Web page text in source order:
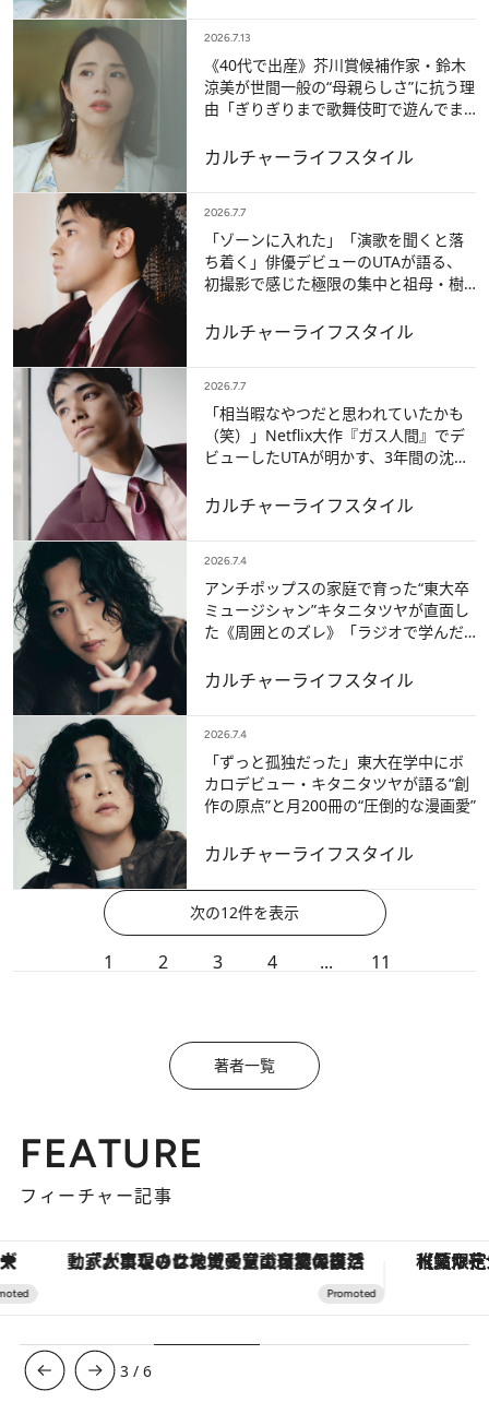
2026.7.13
《40代で出産》芥川賞候補作家・鈴木
涼美が世間一般の“母親らしさ”に抗う理
由「ぎりぎりまで歌舞伎町で遊んでま
カルチャーライフスタイル
2026.7.7
「ゾーンに入れた」「演歌を聞くと落
ち着く」俳優デビューのUTAが語る、
初撮影で感じた極限の集中と祖母・樹
カルチャーライフスタイル
2026.7.7
「相当暇なやつだと思われていたかも
（笑）」Netflix大作『ガス人間』でデ
ビューしたUTAが明かす、3年間の沈黙
カルチャーライフスタイル
2026.7.4
アンチポップスの家庭で育った“東大卒
ミュージシャン”キタニタツヤが直面し
た《周囲とのズレ》「ラジオで学んだ
カルチャーライフスタイル
2026.7.4
「ずっと孤独だった」東大在学中にボ
カロデビュー・キタニタツヤが語る“創
作の原点”と月200冊の“圧倒的な漫画愛”
カルチャーライフスタイル
次の12件を表示
1 2 3 4 ... 11
著者一覧
FEATURE
フィーチャー記事
「大事なのは地域の意識を変えること」。ロレックス賞受賞の自然保護活動家が実現させたナイジェリアの自然環境の復活 【夏限定ディナーコース】旬
3 /6